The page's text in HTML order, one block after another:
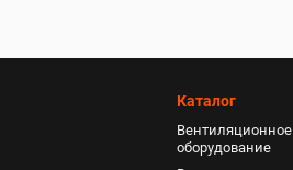
Каталог
Вентиляционное
оборудование